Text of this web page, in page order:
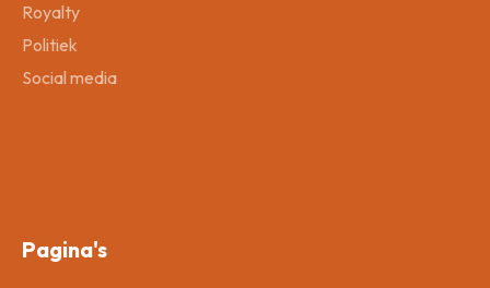
Royalty
Politiek
Social media
Pagina's